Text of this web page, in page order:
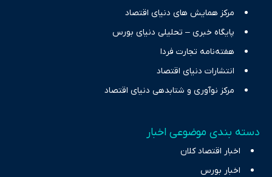
مرکز همایش های دنیای اقتصاد
پایگاه خبری – تحلیلی دنیای بورس
هفته‌نامه تجارت فردا
انتشارات دنیای اقتصاد
مرکز نوآوری و شتابدهی دنیای اقتصاد
دسته بندی موضوعی اخبار
اخبار اقتصاد کلان
اخبار بورس